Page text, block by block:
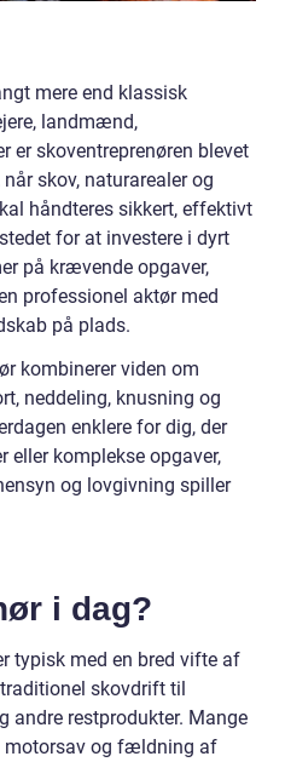
mere end klassisk
landmænd,
er skoventreprenøren blevet
skov, naturarealer og
håndteres sikkert, effektivt
for at investere i dyrt
på krævende opgaver,
professionel aktør med
på plads.
kombinerer viden om
neddeling, knusning og
enklere for dig, der
eller komplekse opgaver,
og lovgivning spiller
i dag?
typisk med en bred vifte af
skovdrift til
restprodukter. Mange
motorsav og fældning af